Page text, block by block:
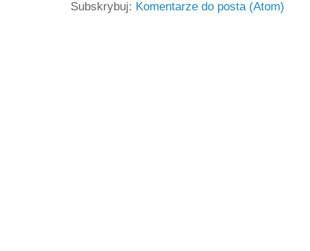
Subskrybuj: Komentarze do posta (Atom)